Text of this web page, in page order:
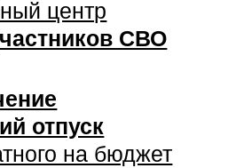
центр
СВО
отпуск
на бюджет